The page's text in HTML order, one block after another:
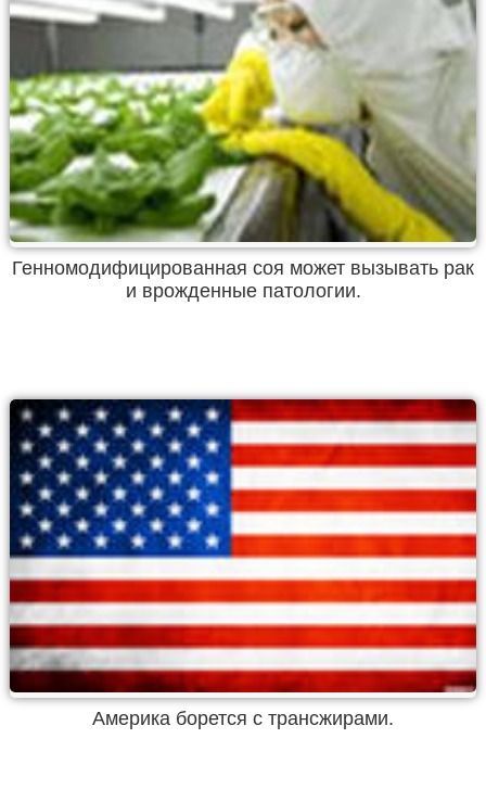
Генномодифицированная соя может вызывать рак
и врожденные патологии.
Америка борется с трансжирами.